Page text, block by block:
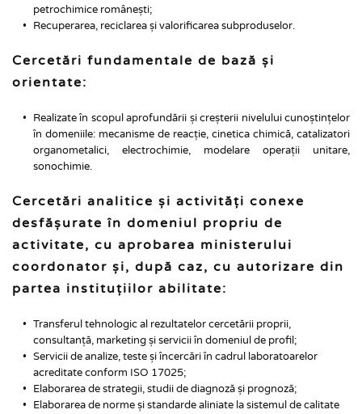
petrochimice românești;
Recuperarea, reciclarea și valorificarea subproduselor.
Cercetări fundamentale de bază și
orientate:
Realizate în scopul aprofundării și creșterii nivelului cunoștințelor
în domeniile: mecanisme de reacție, cinetica chimică, catalizatori
organometalici, electrochimie, modelare operații unitare,
sonochimie.
Cercetări analitice și activități conexe
desfășurate în domeniul propriu de
activitate, cu aprobarea ministerului
coordonator și, după caz, cu autorizare din
partea instituțiilor abilitate:
Transferul tehnologic al rezultatelor cercetării proprii,
consultanță, marketing și servicii în domeniul de profil;
Servicii de analize, teste și încercări în cadrul laboratoarelor
acreditate conform ISO 17025;
Elaborarea de strategii, studii de diagnoză și prognoză;
Elaborarea de norme și standarde aliniate la sistemul de calitate